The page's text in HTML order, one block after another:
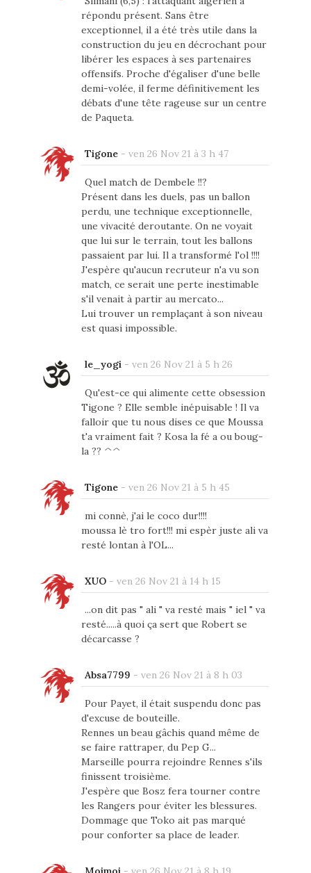
répondu présent. Sans être
exceptionnel, il a été très utile dans la
construction du jeu en décrochant pour
libérer les espaces à ses partenaires
offensifs. Proche d'égaliser d'une belle
demi-volée, il ferme définitivement les
débats d'une tête rageuse sur un centre
de Paqueta.
Tigone- ven 26 Nov 21 à 3 h 47
Quel match de Dembele !!?
Présent dans les duels, pas un ballon
perdu, une technique exceptionnelle,
une vivacité deroutante. On ne voyait
que lui sur le terrain, tout les ballons
passaient par lui. Il a transformé l'ol !!!!
J'espère qu'aucun recruteur n'a vu son
match, ce serait une perte inestimable
s'il venait à partir au mercato...
Lui trouver un remplaçant à son niveau
est quasi impossible.
le_yogi- ven 26 Nov 21 à 5 h 26
Qu'est-ce qui alimente cette obsession
Tigone ? Elle semble inépuisable ! Il va
falloir que tu nous dises ce que Moussa
t'a vraiment fait ? Kosa la fé a ou boug-
la ?? ^^
Tigone- ven 26 Nov 21 à 5 h 45
mi connè, j'ai le coco dur!!!!
moussa lè tro fort!!! mi espèr juste ali va
resté lontan à l'OL...
XUO- ven 26 Nov 21 à 14 h 15
...on dit pas " ali " va resté mais " iel " va
resté.....à quoi ça sert que Robert se
décarcasse ?
Absa7799 - ven 26 Nov 21 à 8 h 03
Pour Payet, il était suspendu donc pas
d'excuse de bouteille.
Rennes un beau gâchis quand même de
se faire rattraper, du Pep G...
Marseille pourra rejoindre Rennes s'ils
finissent troisième.
J'espère que Bosz fera tourner contre
les Rangers pour éviter les blessures.
Dommage que Toko ait pas marqué
pour conforter sa place de leader.